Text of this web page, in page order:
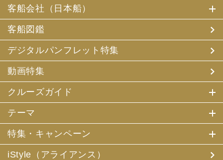
きます。
その他、当社は、
(1) 当社及び当社の提携する企業の商品やサービス、キャ
ンペーンのご案内
(2) 旅行参加後のご意見やご感想の提供のお願い
(3) アンケートのお願い
(4) 特典サービスの提供
(5) 統計資料の作成
にお客様の個人情報を利用させていただくことがありま
す。
個人情報について、本人確認、本人との連絡その他、採
す。
3. お客様個人情報の第三者への提供
客船会社（日本船）
客船図鑑
デジタルパンフレット特集
動画特集
クルーズガイド
テーマ
特集・キャンペーン
iStyle（アライアンス）